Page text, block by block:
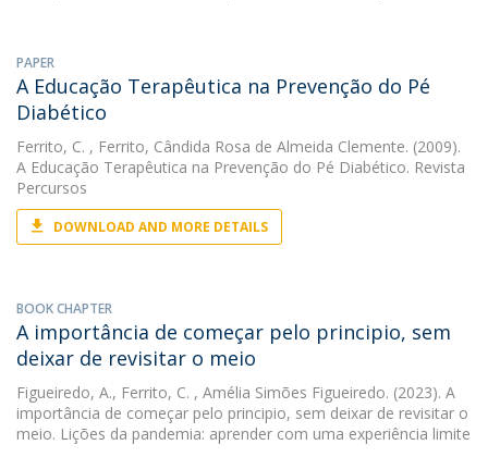
PAPER
A Educação Terapêutica na Prevenção do Pé
Diabético
Ferrito, C. , Ferrito, Cândida Rosa de Almeida Clemente. (2009).
A Educação Terapêutica na Prevenção do Pé Diabético. Revista
Percursos
DOWNLOAD AND MORE DETAILS
BOOK CHAPTER
A importância de começar pelo principio, sem
deixar de revisitar o meio
Figueiredo, A., Ferrito, C. , Amélia Simões Figueiredo. (2023). A
importância de começar pelo principio, sem deixar de revisitar o
meio. Lições da pandemia: aprender com uma experiência limite